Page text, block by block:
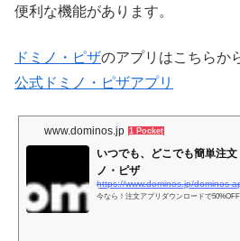
便利な機能があります。
ドミノ・ピザのアプリはこちらか
公式ドミノ・ピザアプリ
www.dominos.jp 1 Pocket
いつでも、どこでも簡単注
ノ・ピザ
https://www.dominos.jp/dominos-
今なら！注文アプリダウンロードで